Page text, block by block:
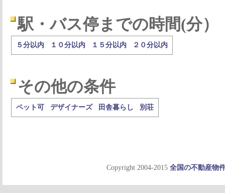
駅・バス停までの時間(分）
５分以内 １０分以内 １５分以内 ２０分以内
その他の条件
ペット可 デザイナーズ 田舎暮らし 別荘
Copyright 2004-2015 全国の不動産物